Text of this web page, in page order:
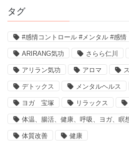
タグ
#感情コントロール #メンタル #感情
ARIRANG気功 さらら仁川
アリラン気功 アロマ
デトックス メンタルヘルス
ヨガ 宝塚 リラックス
体温、腸活、健康、呼吸、ヨガ、瞑
体質改善 健康